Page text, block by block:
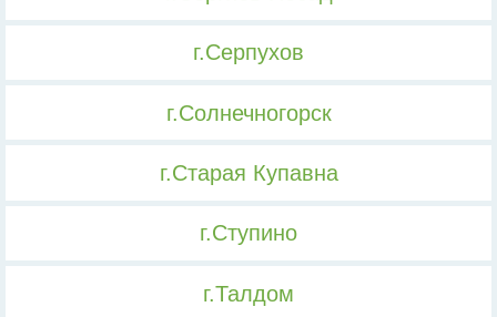
г.Серпухов
г.Солнечногорск
г.Старая Купавна
г.Ступино
г.Талдом